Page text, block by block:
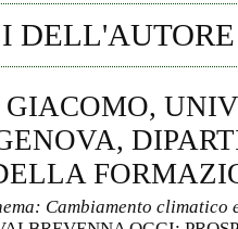
DELL'AUTORE
Cambiamento